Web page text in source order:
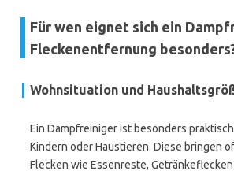
Für wen eignet sich ein
Fleckenentfernung
Wohnsituation und
Ein Dampfreiniger ist besonders
Kindern oder Haustieren. Diese bringen
Flecken wie Essenreste,